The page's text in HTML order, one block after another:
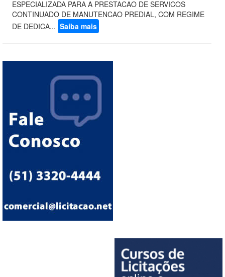
ESPECIALIZADA PARA A PRESTACAO DE SERVICOS
CONTINUADO DE MANUTENCAO PREDIAL, COM REGIME
DE DEDICA... Saiba mais